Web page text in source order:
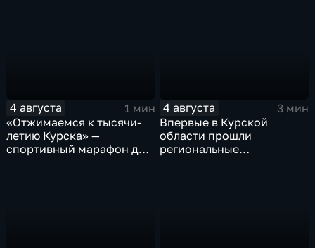
4 августа
1 мин
«Отжимаемся к тысячи-
летию Курска» —
спортивный марафон для
4 августа
3 мин
Впервые в Курской
области прошли
региональные